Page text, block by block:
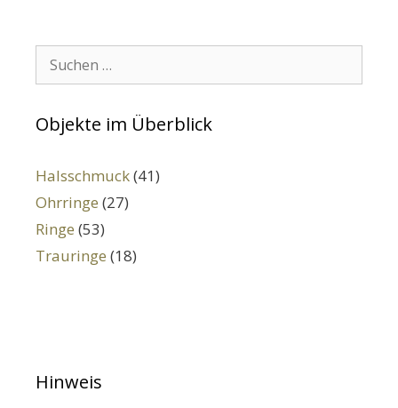
Suchen:
Objekte im Überblick
Halsschmuck(41)
Ohrringe (27)
Ringe (53)
Trauringe (18)
Hinweis